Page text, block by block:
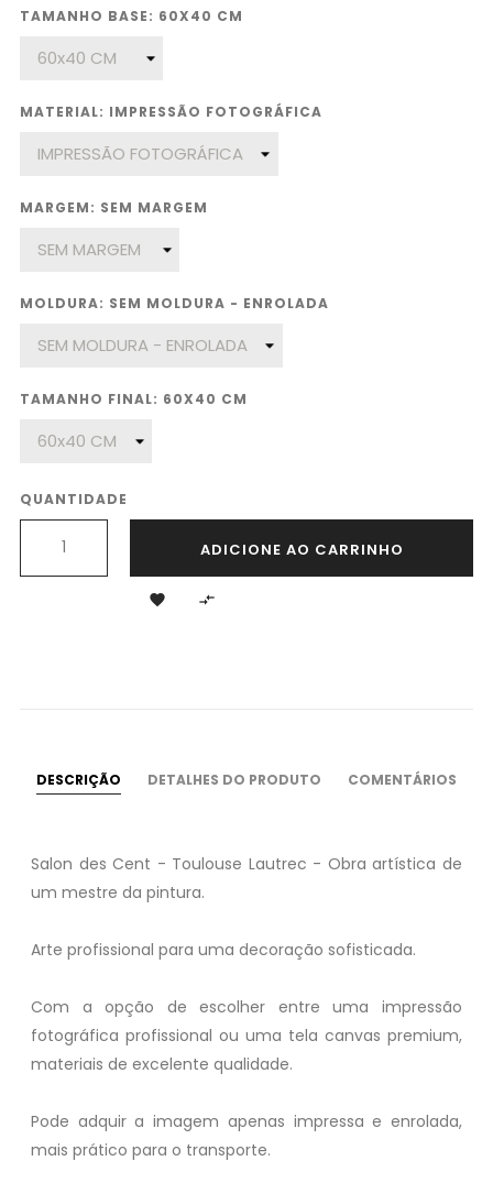
TAMANHO BASE: 60X40 CM
MATERIAL: IMPRESSÃO FOTOGRÁFICA
MARGEM: SEM MARGEM
MOLDURA: SEM MOLDURA - ENROLADA
TAMANHO FINAL: 60X40 CM
QUANTIDADE
ADICIONE AO CARRINHO
 
DESCRIÇÃO DETALHES DO PRODUTO COMENTÁRIOS
Salon des Cent - Toulouse Lautrec - Obra artística de
um mestre da pintura.
Arte profissional para uma decoração sofisticada.
Com a opção de escolher entre uma impressão
fotográfica profissional ou uma tela canvas premium,
materiais de excelente qualidade.
Pode adquir a imagem apenas impressa e enrolada,
mais prático para o transporte.